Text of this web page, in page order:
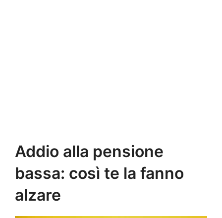
Addio alla pensione
bassa: così te la fanno
alzare